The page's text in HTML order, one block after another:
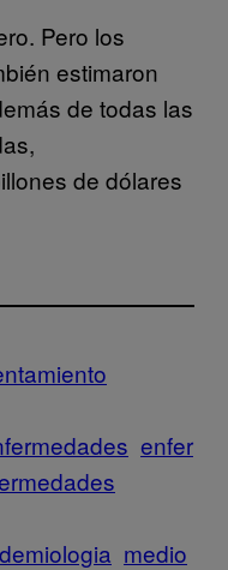
Pero los
estimaron
de todas las
de dólares
enfer
medio